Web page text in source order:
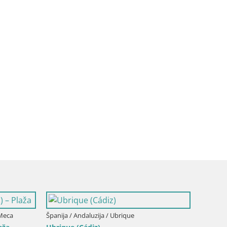
la Frontera Španija / Andaluzija / Cadiz